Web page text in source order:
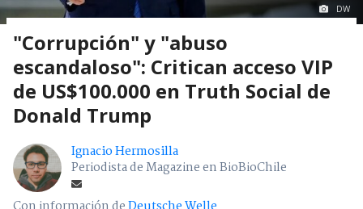
DW
"Corrupción" y "abuso
escandaloso": Critican acceso VIP
de US$100.000 en Truth Social de
Donald Trump
Ignacio Hermosilla
Periodista de Magazine en BioBioChile